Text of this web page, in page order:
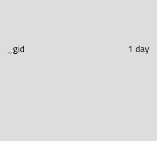
_gid 1 day